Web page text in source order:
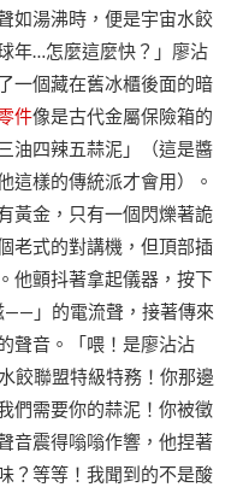
如湯沸時，便是宇宙水餃
年…怎麼這麼快？」廖沾
一個藏在舊冰櫃後面的暗
件像是古代金屬保險箱的
油四辣五蒜泥」（這是醬
這樣的傳統派才會用）。
黃金，只有一個閃爍著詭
老式的對講機，但頂部插
他顫抖著拿起儀器，按下
——」的電流聲，接著傳來
聲音。「喂！是廖沾沾
餃聯盟特級特務！你那邊
們需要你的蒜泥！你被徵
音震得嗡嗡作響，他捏著
？等等！我聞到的不是酸